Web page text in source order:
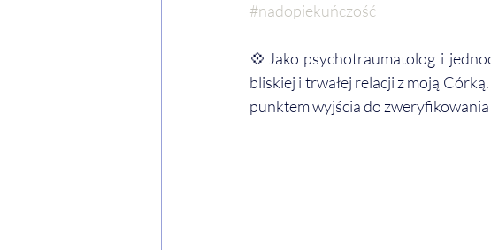
#nadopiekuńczość
💠Jako psychotraumatolog i
bliskiej i trwałej relacji z moją
punktem wyjścia do